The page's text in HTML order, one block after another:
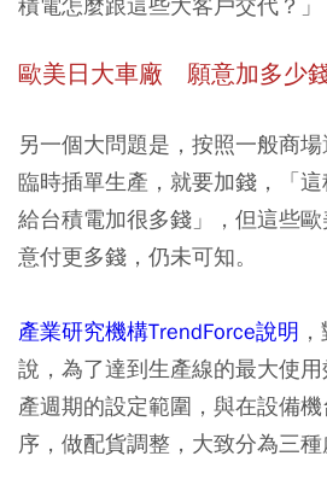
積電怎麼跟這些大客戶交代？」
歐美日大車廠 願意加多少
另一個大問題是，按照一般商
臨時插單生產，就要加錢，「
給台積電加很多錢」，但這些
意付更多錢，仍未可知。
產業研究機構TrendForce說明
說，為了達到生產線的最大使
產週期的設定範圍，與在設備
序，做配貨調整，大致分為三種